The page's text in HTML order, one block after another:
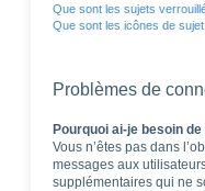
Que sont les sujets
Que sont les icônes de
Problèmes de
Pourquoi ai-je besoin
Vous n’êtes pas dans
messages aux
supplémentaires qui ne